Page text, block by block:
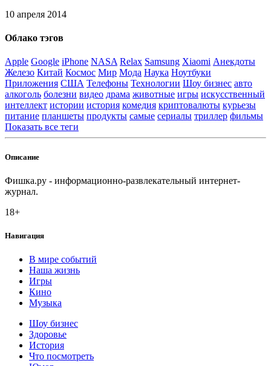
10 апреля 2014
Облако тэгов
Apple Google iPhone NASA Relax Samsung Xiaomi Анекдоты
Железо Китай Космос Мир Мода Наука Ноутбуки
Приложения США Телефоны Технологии Шоу бизнес авто
алкоголь болезни видео драма животные игры искусственный
интеллект истории история комедия криптовалюты курьезы
питание планшеты продукты самые сериалы триллер фильмы
Показать все теги
Описание
Фишка.ру - информационно-развлекательный интернет-
журнал.
18+
Навигация
В мире событий
Наша жизнь
Игры
Кино
Музыка
Шоу бизнес
Здоровье
История
Что посмотреть